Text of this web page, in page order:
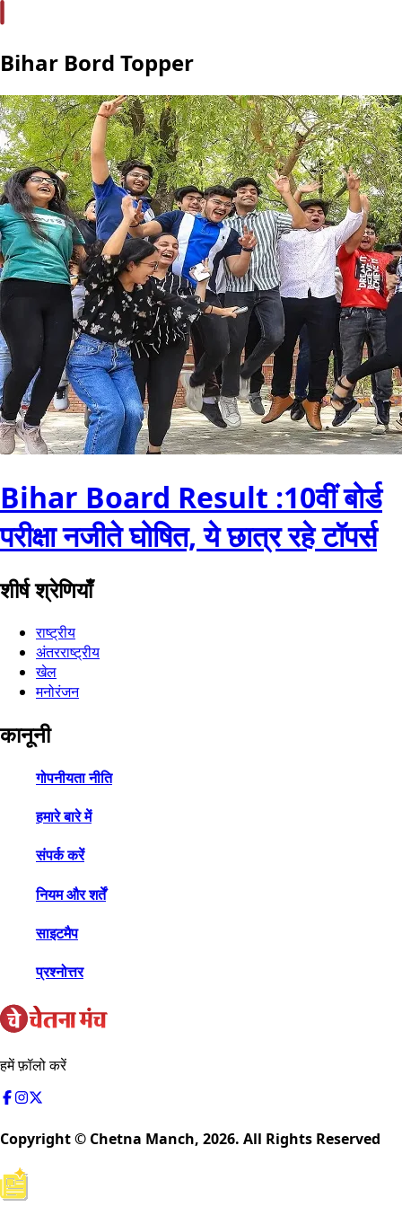
Bihar Bord Topper
Bihar Board Result :10वीं बोर्ड
परीक्षा नजीते घोषित, ये छात्र रहे टॉपर्स
शीर्ष श्रेणियाँ
राष्ट्रीय
अंतरराष्ट्रीय
खेल
मनोरंजन
कानूनी
गोपनीयता नीति
हमारे बारे में
संपर्क करें
नियम और शर्तें
साइटमैप
प्रश्नोत्तर
हमें फ़ॉलो करें
Copyright © Chetna Manch, 2026. All Rights Reserved